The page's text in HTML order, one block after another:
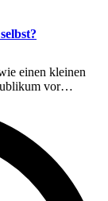
einen kleinen
vor…